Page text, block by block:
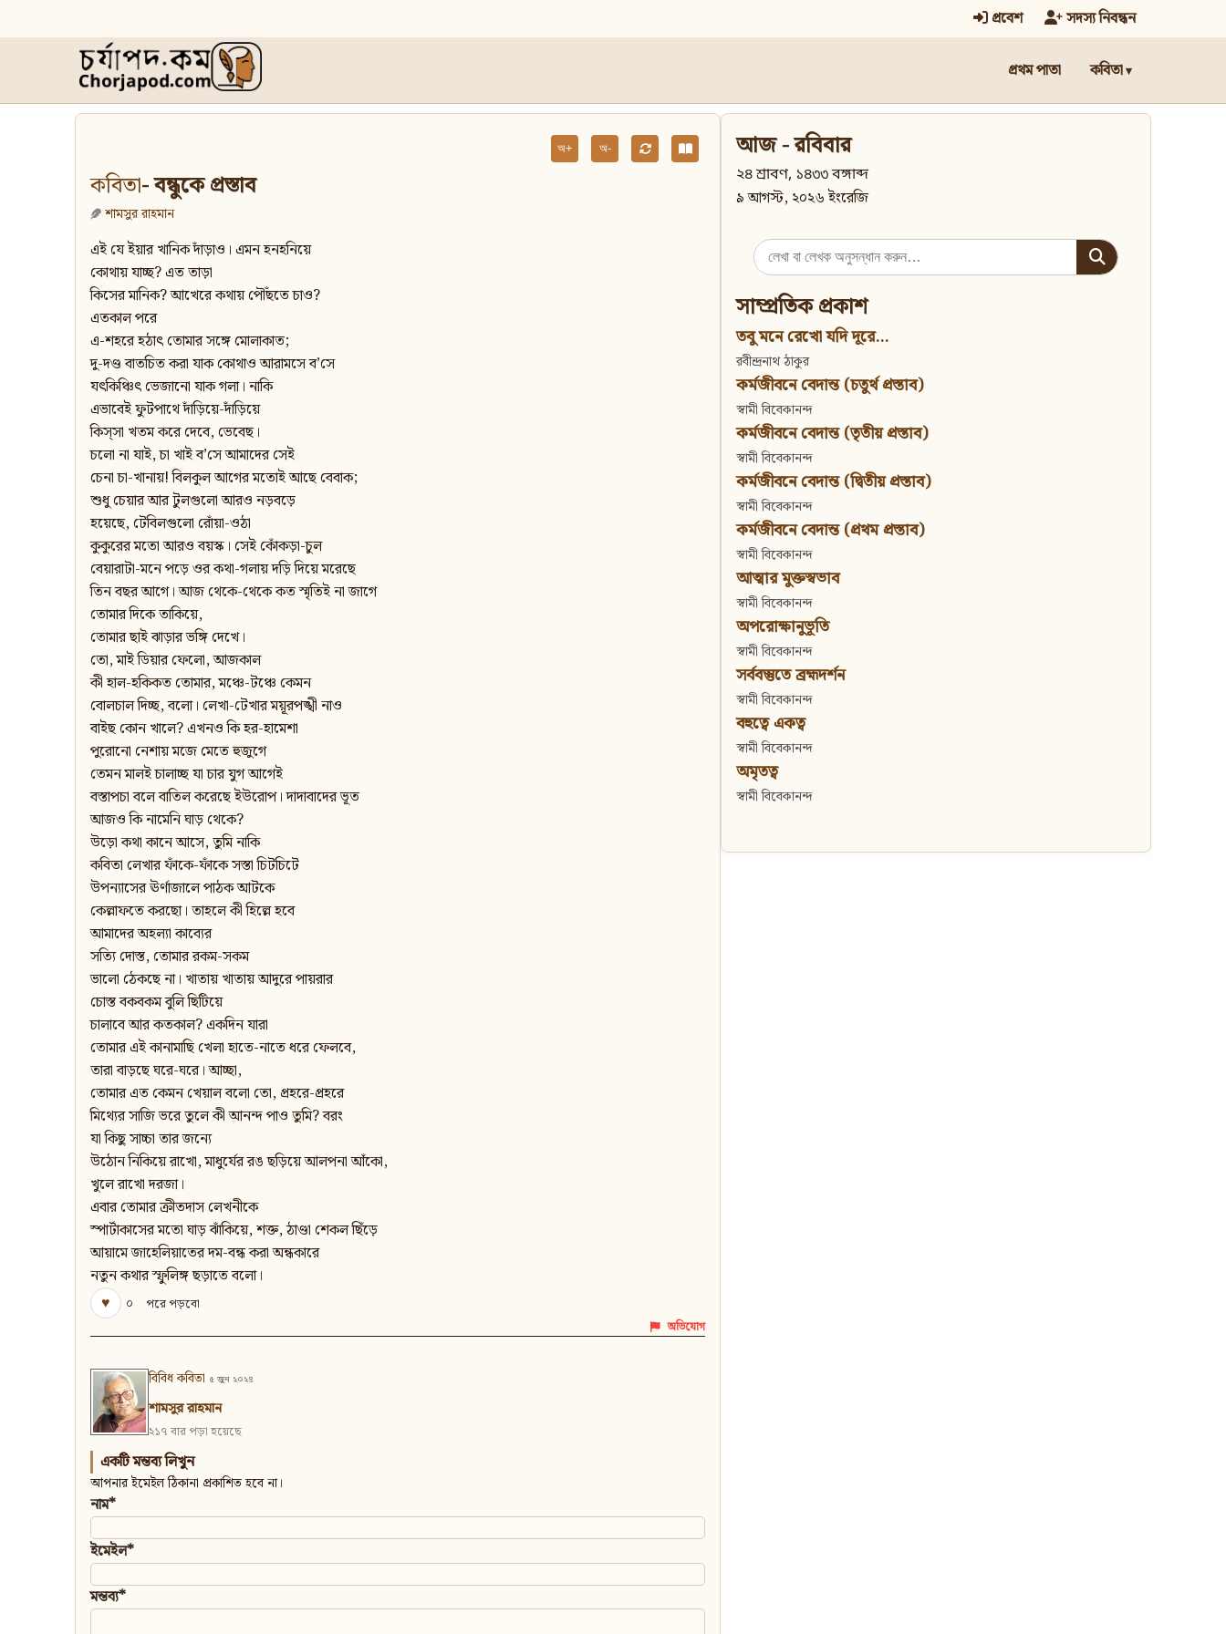
প্রবেশ সদস্য নিবন্ধন
প্রথম পাতা কবিতা
অ+ অ-
কবিতা- বন্ধুকে প্রস্তাব
শামসুর রাহমান
এই যে ইয়ার খানিক দাঁড়াও। এমন হনহনিয়ে
কোথায় যাচ্ছ? এত তাড়া
কিসের মানিক? আখেরে কথায় পৌঁছতে চাও?
এতকাল পরে
এ-শহরে হঠাৎ তোমার সঙ্গে মোলাকাত;
দু-দণ্ড বাতচিত করা যাক কোথাও আরামসে ব’সে
যৎকিঞ্চিৎ ভেজানো যাক গলা। নাকি
এভাবেই ফুটপাথে দাঁড়িয়ে-দাঁড়িয়ে
কিস্‌সা খতম করে দেবে, ভেবেছ।
চলো না যাই, চা খাই ব’সে আমাদের সেই
চেনা চা-খানায়! বিলকুল আগের মতোই আছে বেবাক;
শুধু চেয়ার আর টুলগুলো আরও নড়বড়ে
হয়েছে, টেবিলগুলো রোঁয়া-ওঠা
কুকুরের মতো আরও বয়স্ক। সেই কোঁকড়া-চুল
বেয়ারাটা-মনে পড়ে ওর কথা-গলায় দড়ি দিয়ে মরেছে
তিন বছর আগে। আজ থেকে-থেকে কত স্মৃতিই না জাগে
তোমার দিকে তাকিয়ে,
তোমার ছাই ঝাড়ার ভঙ্গি দেখে।
তো, মাই ডিয়ার ফেলো, আজকাল
কী হাল-হকিকত তোমার, মঞ্চে-টঞ্চে কেমন
বোলচাল দিচ্ছ, বলো। লেখা-টেখার ময়ূরপঙ্খী নাও
বাইছ কোন খালে? এখনও কি হর-হামেশা
পুরোনো নেশায় মজে মেতে হুজুগে
তেমন মালই চালাচ্ছ যা চার যুগ আগেই
বস্তাপচা বলে বাতিল করেছে ইউরোপ। দাদাবাদের ভূত
আজও কি নামেনি ঘাড় থেকে?
উড়ো কথা কানে আসে, তুমি নাকি
কবিতা লেখার ফাঁকে-ফাঁকে সস্তা চিটচিটে
উপন্যাসের ঊর্ণাজালে পাঠক আটকে
কেল্লাফতে করছো। তাহলে কী হিল্লে হবে
আমাদের অহল্যা কাব্যের
সত্যি দোস্ত, তোমার রকম-সকম
ভালো ঠেকছে না। খাতায় খাতায় আদুরে পায়রার
চোস্ত বকবকম বুলি ছিটিয়ে
চালাবে আর কতকাল? একদিন যারা
তোমার এই কানামাছি খেলা হাতে-নাতে ধরে ফেলবে,
তারা বাড়ছে ঘরে-ঘরে। আচ্ছা,
তোমার এত কেমন খেয়াল বলো তো, প্রহরে-প্রহরে
মিথ্যের সাজি ভরে তুলে কী আনন্দ পাও তুমি? বরং
যা কিছু সাচ্চা তার জন্যে
উঠোন নিকিয়ে রাখো, মাধুর্যের রঙ ছড়িয়ে আলপনা আঁকো,
খুলে রাখো দরজা।
এবার তোমার ক্রীতদাস লেখনীকে
স্পার্টাকাসের মতো ঘাড় ঝাঁকিয়ে, শক্ত, ঠাণ্ডা শেকল ছিঁড়ে
আয়ামে জাহেলিয়াতের দম-বন্ধ করা অন্ধকারে
নতুন কথার স্ফুলিঙ্গ ছড়াতে বলো।
♥
০ পরে পড়বো
অভিযোগ
বিবিধ কবিতা ৫ জুন ২০২৪
শামসুর রাহমান
২১৭ বার পড়া হয়েছে
একটি মন্তব্য লিখুন
আপনার ইমেইল ঠিকানা প্রকাশিত হবে না।
নাম*
ইমেইল*
মন্তব্য*
আজ - রবিবার
২৪ শ্রাবণ, ১৪৩৩ বঙ্গাব্দ
৯ আগস্ট, ২০২৬ ইংরেজি
Search
for:
সাম্প্রতিক প্রকাশ
তবু মনে রেখো যদি দূরে...
রবীন্দ্রনাথ ঠাকুর
কর্মজীবনে বেদান্ত (চতুর্থ প্রস্তাব)
স্বামী বিবেকানন্দ
কর্মজীবনে বেদান্ত (তৃতীয় প্রস্তাব)
স্বামী বিবেকানন্দ
কর্মজীবনে বেদান্ত (দ্বিতীয় প্রস্তাব)
স্বামী বিবেকানন্দ
কর্মজীবনে বেদান্ত (প্রথম প্রস্তাব)
স্বামী বিবেকানন্দ
আত্মার মুক্তস্বভাব
স্বামী বিবেকানন্দ
অপরোক্ষানুভূতি
স্বামী বিবেকানন্দ
সর্ববস্তুতে ব্রহ্মদর্শন
স্বামী বিবেকানন্দ
বহুত্বে একত্ব
স্বামী বিবেকানন্দ
অমৃতত্ব
স্বামী বিবেকানন্দ